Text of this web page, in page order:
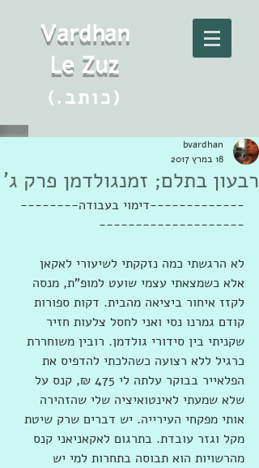
Vardhan
Le Zuz
(.כותב)
רבעון בתלם; זמנגולדמן פרק ג'
bvardhan
18 במרץ 2017
-------------דימוי בעבודה--------
--------------------
לא הרגשתי כמה נזקקתי לשיעורי לאקאן
אלא כשמצאתי עצמי שועט למופ"ת, מנסה
לקזז איחור ביציאה מהבית. דקות ספורות
קודם גמרנו נסי ואני לחסל צלעות חזיר
שקניתי בין סידורי גולדמן. רובין משוחררת
כרגיל ללא רצועה כשהלכתי להדפיס את
הפלאייר בבוקר עלתה לי 475 ₪, קנס על
שלא שמעתי לאינטואיציה שלי שהזהירה
אותי מפקחי העירייה. יש דברים שרק שיטת
מקל וגזר עובדת. בתרגום לאקאניאני קנס
מהרשויות הוא תבוסה בתחרות למי יש